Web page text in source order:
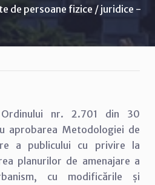
de persoane fizice / juridice -
nr. 2.701 din 30
aprobarea Metodologiei de
a publicului cu privire la
planurilor de amenajare a
cu modificările și